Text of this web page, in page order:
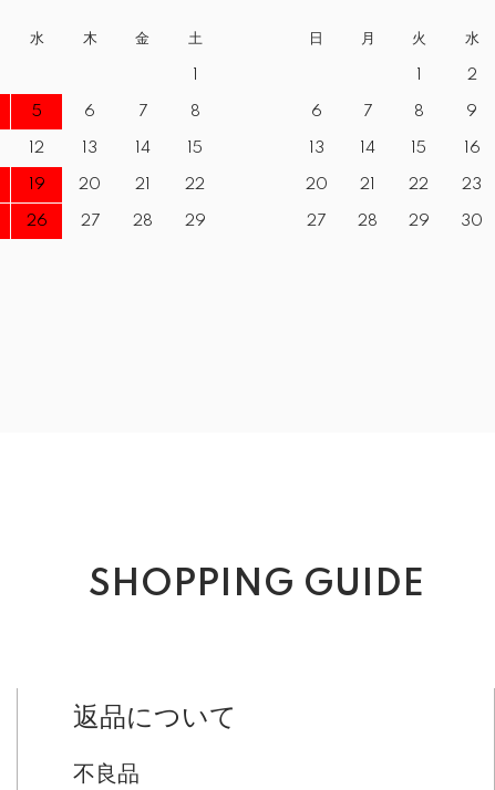
水 木 金 土
5 6 7 8
12 13 14 15
19 20 21 22
26 27 28 29
日 月 火 水
2
6 7 8 9
13 14 15 16
20 21 22 23
27 28 29 30
SHOPPING GUIDE
返品について
不良品